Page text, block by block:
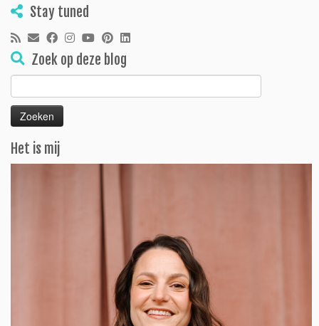
Stay tuned
Zoek op deze blog
Zoeken
naar:
Het is mij